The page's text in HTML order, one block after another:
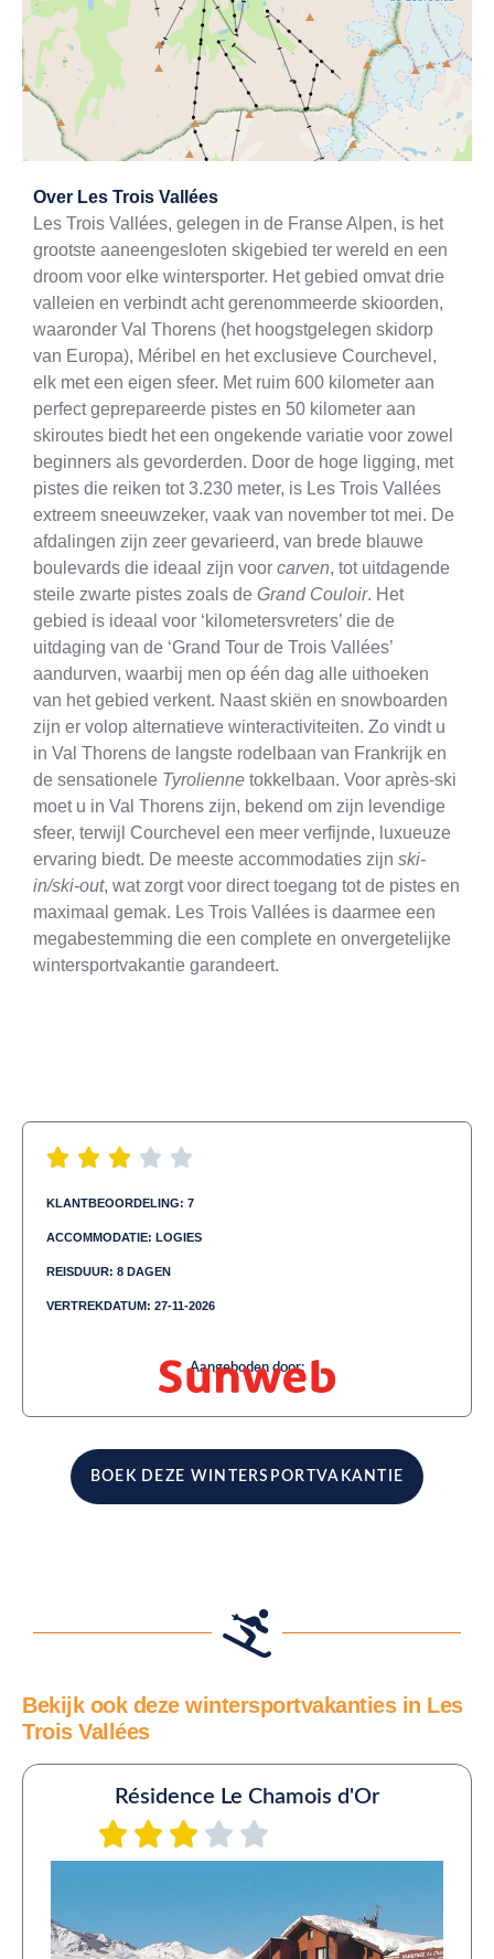
Over Les Trois Vallées
Les Trois Vallées, gelegen in de Franse Alpen, is het
grootste aaneengesloten skigebied ter wereld en een
droom voor elke wintersporter. Het gebied omvat drie
valleien en verbindt acht gerenommeerde skioorden,
waaronder Val Thorens (het hoogstgelegen skidorp
van Europa), Méribel en het exclusieve Courchevel,
elk met een eigen sfeer. Met ruim 600 kilometer aan
perfect geprepareerde pistes en 50 kilometer aan
skiroutes biedt het een ongekende variatie voor zowel
beginners als gevorderden. Door de hoge ligging, met
pistes die reiken tot 3.230 meter, is Les Trois Vallées
extreem sneeuwzeker, vaak van november tot mei. De
afdalingen zijn zeer gevarieerd, van brede blauwe
boulevards die ideaal zijn voor carven, tot uitdagende
steile zwarte pistes zoals de Grand Couloir. Het
gebied is ideaal voor ‘kilometersvreters’ die de
uitdaging van de ‘Grand Tour de Trois Vallées’
aandurven, waarbij men op één dag alle uithoeken
van het gebied verkent. Naast skiën en snowboarden
zijn er volop alternatieve winteractiviteiten. Zo vindt u
in Val Thorens de langste rodelbaan van Frankrijk en
de sensationele Tyrolienne tokkelbaan. Voor après-ski
moet u in Val Thorens zijn, bekend om zijn levendige
sfeer, terwijl Courchevel een meer verfijnde, luxueuze
ervaring biedt. De meeste accommodaties zijn ski-
in/ski-out, wat zorgt voor direct toegang tot de pistes en
maximaal gemak. Les Trois Vallées is daarmee een
megabestemming die een complete en onvergetelijke
wintersportvakantie garandeert.
KLANTBEOORDELING: 7
ACCOMMODATIE: LOGIES
REISDUUR: 8 DAGEN
VERTREKDATUM: 27-11-2026
Aangeboden door:
BOEK DEZE WINTERSPORTVAKANTIE
Bekijk ook deze wintersportvakanties in Les
Trois Vallées
Résidence Le Chamois d'Or